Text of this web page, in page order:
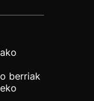
berriak